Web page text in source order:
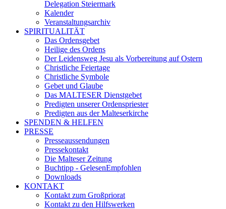
Delegation Steiermark
Kalender
Veranstaltungsarchiv
SPIRITUALITÄT
Das Ordensgebet
Heilige des Ordens
Der Leidensweg Jesu als Vorbereitung auf Ostern
Christliche Feiertage
Christliche Symbole
Gebet und Glaube
Das MALTESER Dienstgebet
Predigten unserer Ordenspriester
Predigten aus der Malteserkirche
SPENDEN & HELFEN
PRESSE
Presseaussendungen
Pressekontakt
Die Malteser Zeitung
Buchtipp - GelesenEmpfohlen
Downloads
KONTAKT
Kontakt zum Großpriorat
Kontakt zu den Hilfswerken